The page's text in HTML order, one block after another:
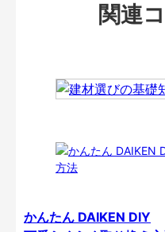
関連
かんたん DAIKEN DIY